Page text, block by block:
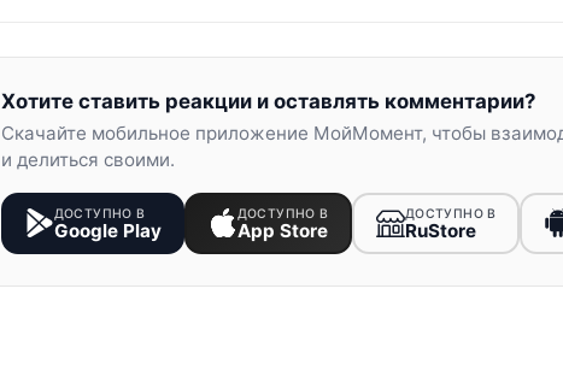
Хотите ставить реакции и оставлять комментарии?
Скачайте мобильное приложение МойМомент, чтобы
и делиться своими.
ДОСТУПНО В
Google Play
ДОСТУПНО В
App Store
ДОСТУПНО В
RuStore